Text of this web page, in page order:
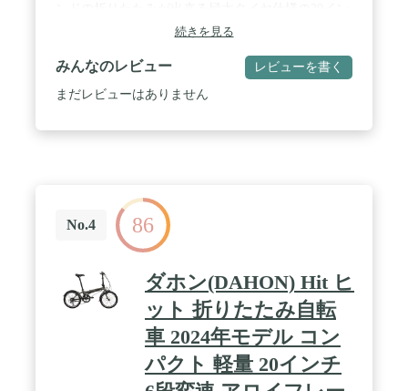
チFAT-BIKEが登場。 / *20インチで太さ3.0インチの
迫力。 / *折りたたみは工具要らずでレバーの開閉
だけで簡単に折りたたみが可能。 / *シマノ製6段変
速ギア搭載で走行性も抜群。 / *折りたためばコン
パクトに収納できるので置き場所に困らず・移動に
続きを見る
みんなのレビュー レビューを書く
まだレビューはありません
No.4 86
ダホン(DAHON) Hit ヒ
ット 折りたたみ自転
車 2024年モデル コン
パクト 軽量 20インチ